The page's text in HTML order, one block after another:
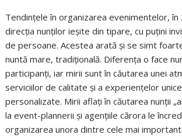
Tendințele în organizarea evenimentelor, în
direcția nunților ieșite din tipare, cu puțini
de persoane. Acestea arată și se simt
nuntă mare, tradițională. Diferența o face
participanți, iar mirii sunt în căutarea unei
serviciilor de calitate și a experiențelor
personalizate. Mirii aflați în căutarea nunții
la event-plannerii și agențiile cărora le
organizarea unora dintre cele mai